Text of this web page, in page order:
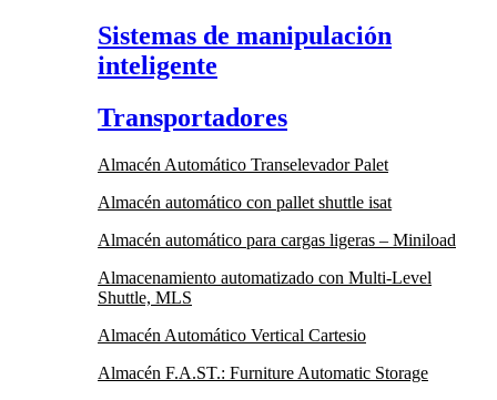
Sistemas de manipulación
inteligente
Transportadores
Almacén Automático Transelevador Palet
Almacén automático con pallet shuttle isat
Almacén automático para cargas ligeras – Miniload
Almacenamiento automatizado con Multi-Level
Shuttle, MLS
Almacén Automático Vertical Cartesio
Almacén F.A.ST.: Furniture Automatic Storage